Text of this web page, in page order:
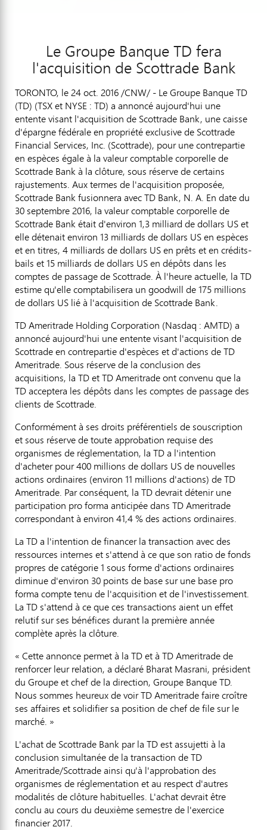
Le Groupe Banque TD fera
l'acquisition de Scottrade Bank
TORONTO, le24 oct. 2016/CNW/ - Le Groupe Banque TD
(TD) (TSX et NYSE : TD) a annoncé aujourd'hui une
entente visant l'acquisition de Scottrade Bank, une caisse
d'épargne fédérale en propriété exclusive de Scottrade
Financial Services, Inc. (Scottrade), pour une contrepartie
en espèces égale à la valeur comptable corporelle de
Scottrade Bank à la clôture, sous réserve de certains
rajustements. Aux termes de l'acquisition proposée,
Scottrade Bank fusionnera avec TD Bank, N. A. En date du
30 septembre 2016, la valeur comptable corporelle de
Scottrade Bank était d'environ 1,3 milliard de dollars US et
elle détenait environ 13 milliards de dollars US en espèces
et en titres, 4 milliards de dollars US en prêts et en crédits-
bails et 15 milliards de dollars US en dépôts dans les
comptes de passage de Scottrade. À l'heure actuelle, la TD
estime qu'elle comptabilisera un goodwill de 175 millions
de dollars US lié à l'acquisition de Scottrade Bank.
TD Ameritrade Holding Corporation (Nasdaq : AMTD) a
annoncé aujourd'hui une entente visant l'acquisition de
Scottrade en contrepartie d'espèces et d'actions de TD
Ameritrade. Sous réserve de la conclusion des
acquisitions, la TD et TD Ameritrade ont convenu que la
TD acceptera les dépôts dans les comptes de passage des
clients de Scottrade.
Conformément à ses droits préférentiels de souscription
et sous réserve de toute approbation requise des
organismes de réglementation, la TD a l'intention
d'acheter pour 400 millions de dollars US de nouvelles
actions ordinaires (environ 11 millions d'actions) de TD
Ameritrade. Par conséquent, la TD devrait détenir une
participation pro forma anticipée dans TD Ameritrade
correspondant à environ 41,4 % des actions ordinaires.
La TD a l'intention de financer la transaction avec des
ressources internes et s'attend à ce que son ratio de fonds
propres de catégorie 1 sous forme d'actions ordinaires
diminue d'environ 30 points de base sur une base pro
forma compte tenu de l'acquisition et de l'investissement.
La TD s'attend à ce que ces transactions aient un effet
relutif sur ses bénéfices durant la première année
complète après la clôture.
« Cette annonce permet à la TD et à TD Ameritrade de
renforcer leur relation, a déclaré Bharat Masrani, président
du Groupe et chef de la direction, Groupe Banque TD.
Nous sommes heureux de voir TD Ameritrade faire croître
ses affaires et solidifier sa position de chef de file sur le
marché. »
L'achat de Scottrade Bank par la TD est assujetti à la
conclusion simultanée de la transaction de TD
Ameritrade/Scottrade ainsi qu'à l'approbation des
organismes de réglementation et au respect d'autres
modalités de clôture habituelles. L'achat devrait être
conclu au cours du deuxième semestre de l'exercice
financier 2017.